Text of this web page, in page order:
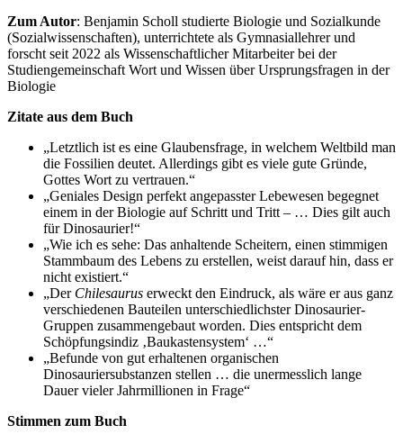
Zum Autor: Benjamin Scholl studierte Biologie und Sozialkunde
(Sozialwissenschaften), unterrichtete als Gymnasiallehrer und
forscht seit 2022 als Wissenschaftlicher Mitarbeiter bei der
Studiengemeinschaft Wort und Wissen über Ursprungsfragen in der
Biologie
Zitate aus dem Buch
„Letztlich ist es eine Glaubensfrage, in welchem Weltbild man
die Fossilien deutet. Allerdings gibt es viele gute Gründe,
Gottes Wort zu vertrauen.“
„Geniales Design perfekt angepasster Lebewesen begegnet
einem in der Biologie auf Schritt und Tritt – … Dies gilt auch
für Dinosaurier!“
„Wie ich es sehe: Das anhaltende Scheitern, einen stimmigen
Stammbaum des Lebens zu erstellen, weist darauf hin, dass er
nicht existiert.“
„Der Chilesaurus erweckt den Eindruck, als wäre er aus ganz
verschiedenen Bauteilen unterschiedlichster Dinosaurier-
Gruppen zusammengebaut worden. Dies entspricht dem
Schöpfungsindiz ‚Baukastensystem‘ …“
„Befunde von gut erhaltenen organischen
Dinosauriersubstanzen stellen … die unermesslich lange
Dauer vieler Jahrmillionen in Frage“
Stimmen zum Buch